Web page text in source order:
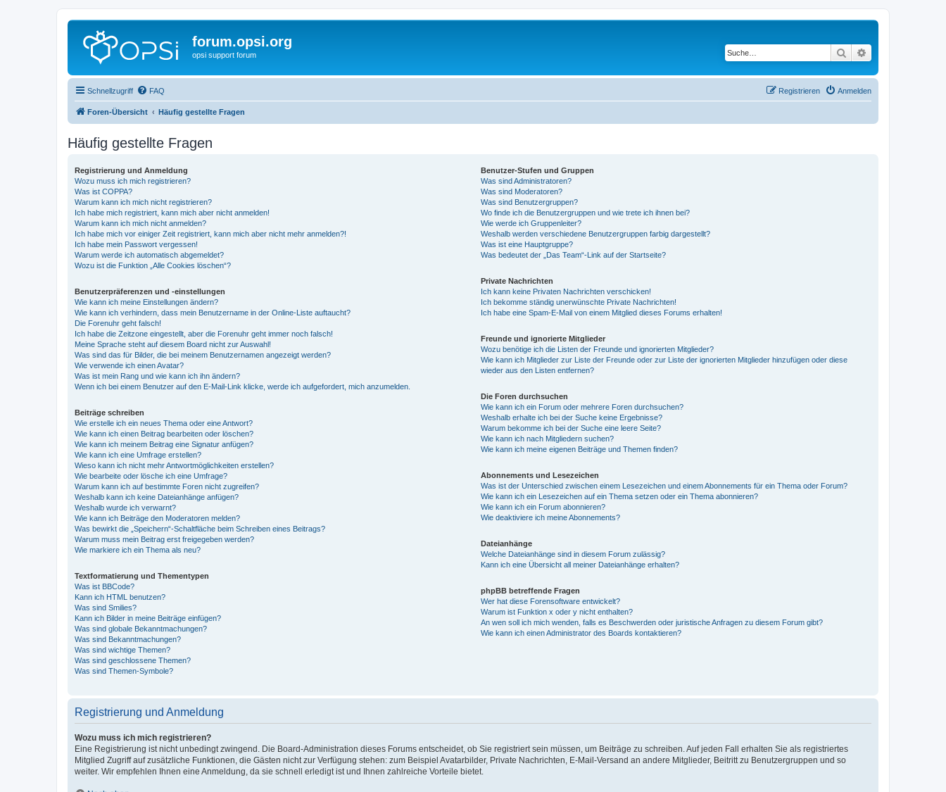
forum.opsi.org
opsi support forum Suche
Schnellzugriff FAQ Anmelden
Registrieren
Foren-Übersicht Häufig gestellte Fragen
Häufig gestellte Fragen
Registrierung und Anmeldung
Wozu muss ich mich registrieren?
Was ist COPPA?
Warum kann ich mich nicht registrieren?
Ich habe mich registriert, kann mich aber nicht anmelden!
Warum kann ich mich nicht anmelden?
Ich habe mich vor einiger Zeit registriert, kann mich aber nicht mehr anmelden?!
Ich habe mein Passwort vergessen!
Warum werde ich automatisch abgemeldet?
Wozu ist die Funktion „Alle Cookies löschen“?
Benutzerpräferenzen und -einstellungen
Wie kann ich meine Einstellungen ändern?
Wie kann ich verhindern, dass mein Benutzername in der Online-Liste auftaucht?
Die Forenuhr geht falsch!
Ich habe die Zeitzone eingestellt, aber die Forenuhr geht immer noch falsch!
Meine Sprache steht auf diesem Board nicht zur Auswahl!
Was sind das für Bilder, die bei meinem Benutzernamen angezeigt werden?
Wie verwende ich einen Avatar?
Was ist mein Rang und wie kann ich ihn ändern?
Wenn ich bei einem Benutzer auf den E-Mail-Link klicke, werde ich aufgefordert, mich anzumelden.
Beiträge schreiben
Wie erstelle ich ein neues Thema oder eine Antwort?
Wie kann ich einen Beitrag bearbeiten oder löschen?
Wie kann ich meinem Beitrag eine Signatur anfügen?
Wie kann ich eine Umfrage erstellen?
Wieso kann ich nicht mehr Antwortmöglichkeiten erstellen?
Wie bearbeite oder lösche ich eine Umfrage?
Warum kann ich auf bestimmte Foren nicht zugreifen?
Weshalb kann ich keine Dateianhänge anfügen?
Weshalb wurde ich verwarnt?
Wie kann ich Beiträge den Moderatoren melden?
Was bewirkt die „Speichern“-Schaltfläche beim Schreiben eines Beitrags?
Warum muss mein Beitrag erst freigegeben werden?
Wie markiere ich ein Thema als neu?
Textformatierung und Thementypen
Was ist BBCode?
Kann ich HTML benutzen?
Was sind Smilies?
Kann ich Bilder in meine Beiträge einfügen?
Was sind globale Bekanntmachungen?
Was sind Bekanntmachungen?
Was sind wichtige Themen?
Was sind geschlossene Themen?
Was sind Themen-Symbole?
Benutzer-Stufen und Gruppen
Was sind Administratoren?
Was sind Moderatoren?
Was sind Benutzergruppen?
Wo finde ich die Benutzergruppen und wie trete ich ihnen bei?
Wie werde ich Gruppenleiter?
Weshalb werden verschiedene Benutzergruppen farbig dargestellt?
Was ist eine Hauptgruppe?
Was bedeutet der „Das Team“-Link auf der Startseite?
Private Nachrichten
Ich kann keine Privaten Nachrichten verschicken!
Ich bekomme ständig unerwünschte Private Nachrichten!
Ich habe eine Spam-E-Mail von einem Mitglied dieses Forums erhalten!
Freunde und ignorierte Mitglieder
Wozu benötige ich die Listen der Freunde und ignorierten Mitglieder?
Wie kann ich Mitglieder zur Liste der Freunde oder zur Liste der ignorierten Mitglieder hinzufügen oder diese
wieder aus den Listen entfernen?
Die Foren durchsuchen
Wie kann ich ein Forum oder mehrere Foren durchsuchen?
Weshalb erhalte ich bei der Suche keine Ergebnisse?
Warum bekomme ich bei der Suche eine leere Seite?
Wie kann ich nach Mitgliedern suchen?
Wie kann ich meine eigenen Beiträge und Themen finden?
Abonnements und Lesezeichen
Was ist der Unterschied zwischen einem Lesezeichen und einem Abonnements für ein Thema oder Forum?
Wie kann ich ein Lesezeichen auf ein Thema setzen oder ein Thema abonnieren?
Wie kann ich ein Forum abonnieren?
Wie deaktiviere ich meine Abonnements?
Dateianhänge
Welche Dateianhänge sind in diesem Forum zulässig?
Kann ich eine Übersicht all meiner Dateianhänge erhalten?
phpBB betreffende Fragen
Wer hat diese Forensoftware entwickelt?
Warum ist Funktion x oder y nicht enthalten?
An wen soll ich mich wenden, falls es Beschwerden oder juristische Anfragen zu diesem Forum gibt?
Wie kann ich einen Administrator des Boards kontaktieren?
Registrierung und Anmeldung
Wozu muss ich mich registrieren?
Eine Registrierung ist nicht unbedingt zwingend. Die Board-Administration dieses Forums entscheidet, ob Sie registriert sein müssen, um Beiträge zu schreiben. Auf jeden Fall erhalten Sie als registriertes
Mitglied Zugriff auf zusätzliche Funktionen, die Gästen nicht zur Verfügung stehen: zum Beispiel Avatarbilder, Private Nachrichten, E-Mail-Versand an andere Mitglieder, Beitritt zu Benutzergruppen und so
weiter. Wir empfehlen Ihnen eine Anmeldung, da sie schnell erledigt ist und Ihnen zahlreiche Vorteile bietet.